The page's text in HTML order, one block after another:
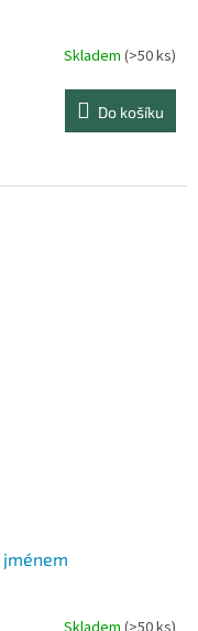
Skladem(>50 ks)
Do košíku